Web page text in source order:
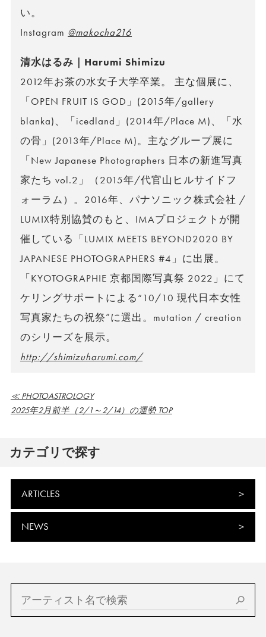
い。
Instagram @makocha216
清水はるみ｜Harumi Shimizu
2012年お茶の水女子大学卒業。 主な個展に、
「OPEN FRUIT IS GOD」(2015年/gallery
blanka)、「icedland」(2014年/Place M)、「水
の骨」(2013年/Place M)。主なグループ展に
「New Japanese Photographers 日本の新進写真
家たち vol.2」（2015年/代官山ヒルサイドフ
ォーラム）。2016年、パナソニック株式会社 /
LUMIX特別協賛のもと、IMAプロジェクトが開
催している「LUMIX MEETS BEYOND2020 BY
JAPANESE PHOTOGRAPHERS #4」に出展。
「KYOTOGRAPHIE 京都国際写真祭 2022」にて
ケリングサポートによる“10/10 現代日本女性
写真家たちの祝祭”に選出。mutation / creation
のシリーズを展示。
http://shimizuharumi.com/
≪ PHOTOASTROLOGY
2025年2月前半（2/1～2/14）の運勢 TOP
カテゴリで探す
ARTICLES
NEWS